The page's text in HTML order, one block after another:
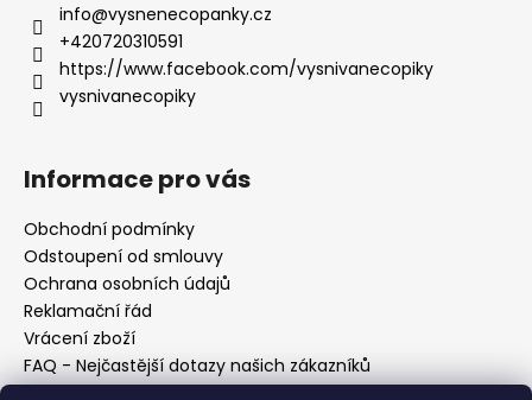
?
D
o
p
o
r
u
info@vysnenecopanky.cz
+420720310591
https://www.facebook.com/vysnivanecopiky
vysnivanecopiky
Informace pro vás
Obchodní podmínky
Odstoupení od smlouvy
Ochrana osobních údajů
Reklamační řád
Vrácení zboží
FAQ - Nejčastější dotazy našich zákazníků